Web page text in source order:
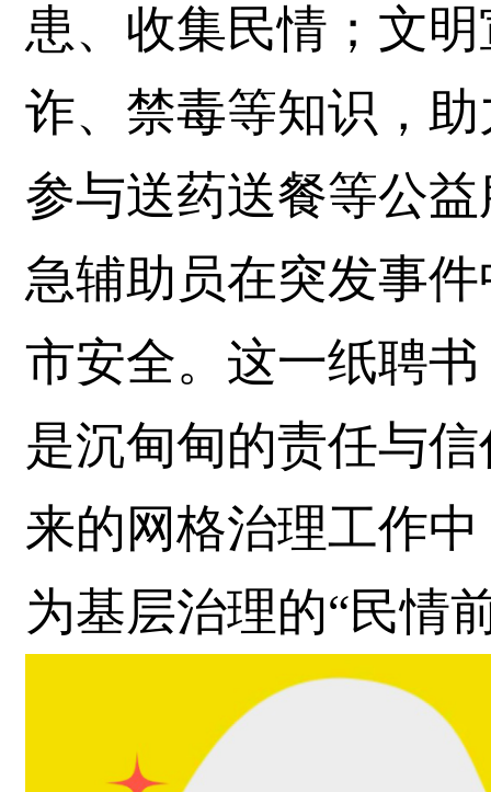
患、收集民情；文
诈、禁毒等知识，
参与送药送餐等公
急辅助员在突发事
市安全。这一纸聘
是沉甸甸的责任与
来的网格治理工作
为基层治理的“民情